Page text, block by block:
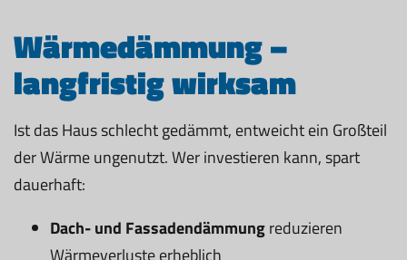
Wärmedämmung –
langfristig wirksam
Ist das Haus schlecht gedämmt, entweicht ein Großteil
der Wärme ungenutzt. Wer investieren kann, spart
dauerhaft:
Dach- und Fassadendämmungreduzieren
Wärmeverluste erheblich